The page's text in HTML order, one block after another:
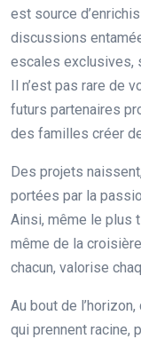
est source
discussions
escales exclusives,
Il n’est pas rare de
futurs partenaires
des familles créer
Des projets
portées par la
Ainsi, même le plus
même de la
chacun, valorise
Au bout de
qui prennent racine,